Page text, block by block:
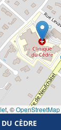
, ©OpenStreetMap
CÈDRE